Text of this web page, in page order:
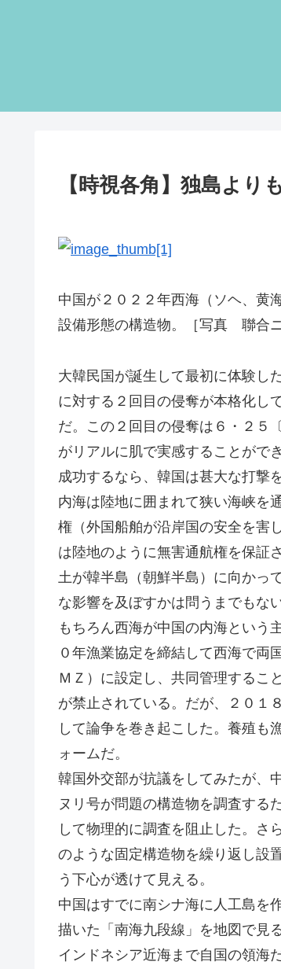
【時視各角】独島より
中国が２０２２年西海（ソヘ、黄
設備形態の構造物。［写真 聯合ニ
大韓民国が誕生して最初に体験し
に対する２回目の侵奪が本格化し
だ。この２回目の侵奪は６・２５
がリアルに肌で実感することがで
成功するなら、韓国は甚大な打撃
内海は陸地に囲まれて狭い海峡を
権（外国船舶が沿岸国の安全を害
は陸地のように無害通航権を保証
土が韓半島（朝鮮半島）に向かっ
な影響を及ぼすかは問うまでもない
もちろん西海が中国の内海という
０年漁業協定を締結して西海で両
ＭＺ）に設定し、共同管理するこ
が禁止されている。だが、２０１
して論争を巻き起こした。養殖も
ォームだ。
韓国外交部が抗議をしてみたが、
ヌリ号が問題の構造物を調査する
して物理的に調査を阻止した。さ
のような固定構造物を繰り返し設
う下心が透けて見える。
中国はすでに南シナ海に人工島を
描いた「南海九段線」を地図で見
インドネシア近海まで自国の領海